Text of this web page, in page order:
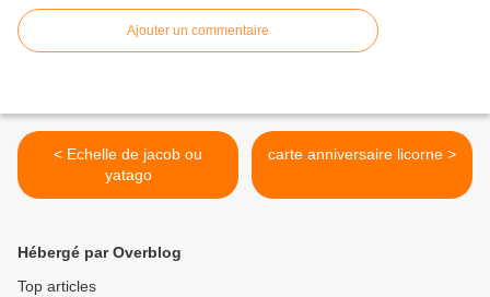
Ajouter un commentaire
< Echelle de jacob ou
yatago
carte anniversaire licorne >
Hébergé par Overblog
Top articles